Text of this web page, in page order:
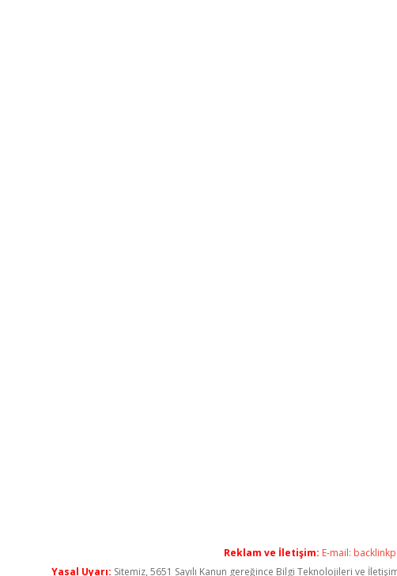
Reklam ve İletişim: E-mail:
Yasal Uyarı: Sitemiz, 5651 Sayılı Kanun gereğince Bilgi Teknolojileri ve